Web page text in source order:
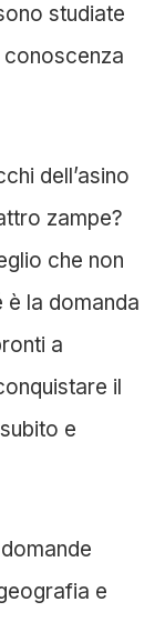
studiate
dell’asino
zampe?
che non
è la domanda
a
il
e
e